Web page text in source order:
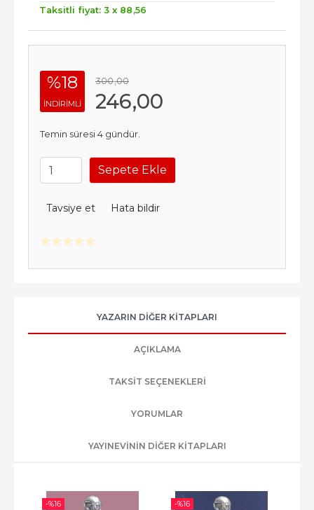
Taksitli fiyat: 3 x 88 ,56
%18
INDIRIMLI
300,00
246,00
Temin süresi 4 gündür.
Sepete Ekle
Tavsiye et Hata bildir
YAZARIN DIĞER KITAPLARI
AÇIKLAMA
TAKSIT SEÇENEKLERI
YORUMLAR
YAYINEVININ DIĞER KITAPLARI
-%16 -%16